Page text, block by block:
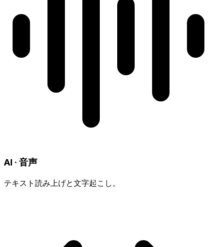
AI · 音声
テキスト読み上げと文字起こし。